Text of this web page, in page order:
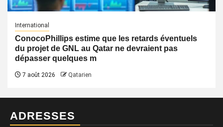
International
ConocoPhillips estime que les retards éventuels
du projet de GNL au Qatar ne devraient pas
dépasser quelques m
7 août 2026 Qatarien
ADRESSES